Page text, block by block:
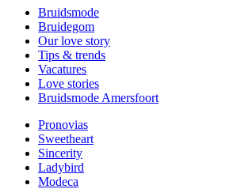
Bruidsmode
Bruidegom
Our love story
Tips & trends
Vacatures
Love stories
Bruidsmode Amersfoort
Pronovias
Sweetheart
Sincerity
Ladybird
Modeca